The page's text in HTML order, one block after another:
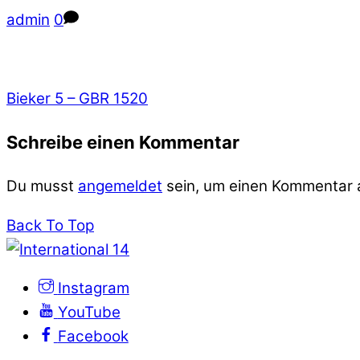
admin 0
Bieker 5 – GBR 1520
Schreibe einen Kommentar
Du musst angemeldet sein, um einen Kommentar
Back To Top
Instagram
YouTube
Facebook